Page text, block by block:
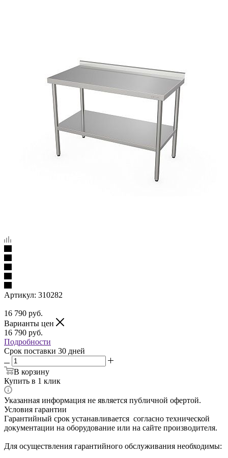
Артикул: 310282
16 790 руб.
Варианты цен
16 790 руб.
Подробности
Срок поставки 30 дней
В корзину
Купить в 1 клик
Указанная информация не является публичной офертой.
Условия гарантии
Гарантийный срок устанавливается согласно технической
документации на оборудование или на сайте производителя.
Для осуществления гарантийного обслуживания необходимы: